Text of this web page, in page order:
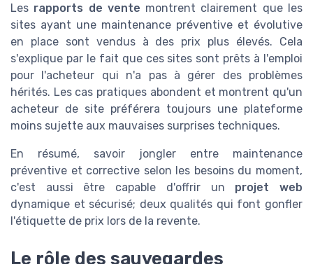
Les rapports de vente montrent clairement que les
sites ayant une maintenance préventive et évolutive
en place sont vendus à des prix plus élevés. Cela
s'explique par le fait que ces sites sont prêts à l'emploi
pour l'acheteur qui n'a pas à gérer des problèmes
hérités. Les cas pratiques abondent et montrent qu'un
acheteur de site préférera toujours une plateforme
moins sujette aux mauvaises surprises techniques.
En résumé, savoir jongler entre maintenance
préventive et corrective selon les besoins du moment,
c'est aussi être capable d'offrir un projet web
dynamique et sécurisé; deux qualités qui font gonfler
l'étiquette de prix lors de la revente.
Le rôle des sauvegardes